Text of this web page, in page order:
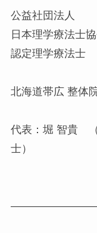
公益社団法人
日本理学療法士
認定理学療法士
北海道帯広 整体
代表：堀 智貴
士）